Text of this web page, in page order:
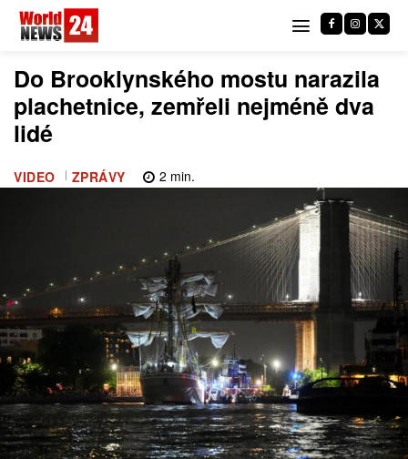
Do Brooklynského mostu narazila
plachetnice, zemřeli nejméně dva
lidé
VIDEO ZPRÁVY 2 min.